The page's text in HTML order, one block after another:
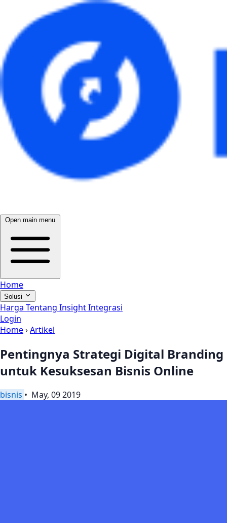
Open main menu
Home
Solusi
Harga Tentang InsightIntegrasi
Login
Home›Artikel
Pentingnya Strategi Digital Branding
untuk Kesuksesan Bisnis Online
bisnis • May, 09 2019